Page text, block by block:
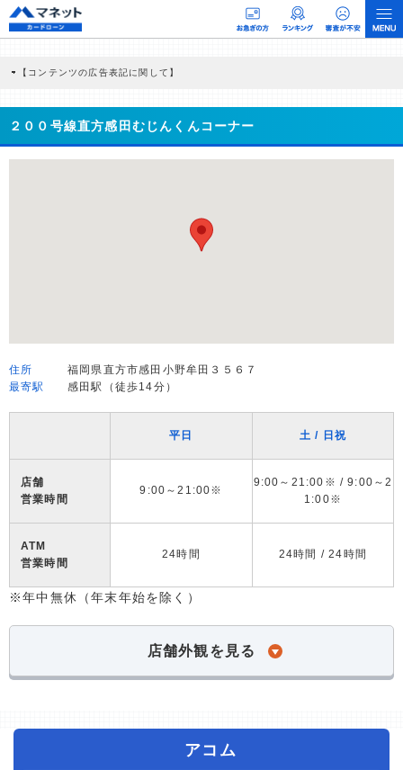
【コンテンツの広告表記に関して】
商品を根拠なくPRするものではなく、当編集部の調査／ユーザーへの口コミ収集な
どに基づき、公平性を担保した情報提供を行っています。
>提携企業一覧
２００号線直方感田むじんくんコーナー
住所
福岡県直方市感田小野牟田３５６７
最寄駅
感田駅（徒歩14分）
平日 土 / 日祝
店舗
営業時間
9:00～21:00※
9:00～21:00※ / 9:00～2
1:00※
ATM
営業時間
24時間 24時間 / 24時間
※年中無休（年末年始を除く）
店舗外観を見る
アコム